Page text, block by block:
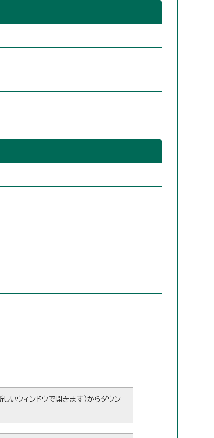
しいウィンドウで開きます）からダウン